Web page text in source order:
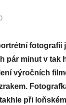
fotografii
pár minut v tak
výročních
takhle při